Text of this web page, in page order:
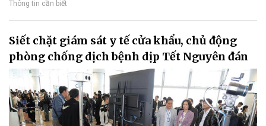
Thông tin cần biết
Siết chặt giám sát y tế cửa khẩu, chủ động
phòng chống dịch bệnh dịp Tết Nguyên đán